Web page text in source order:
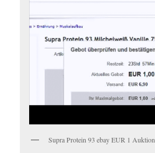
Supra Protein 93 ebay EUR 1 Auktion